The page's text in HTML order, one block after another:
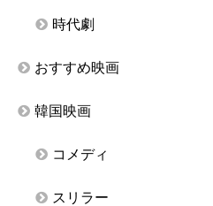
時代劇
おすすめ映画
韓国映画
コメディ
スリラー